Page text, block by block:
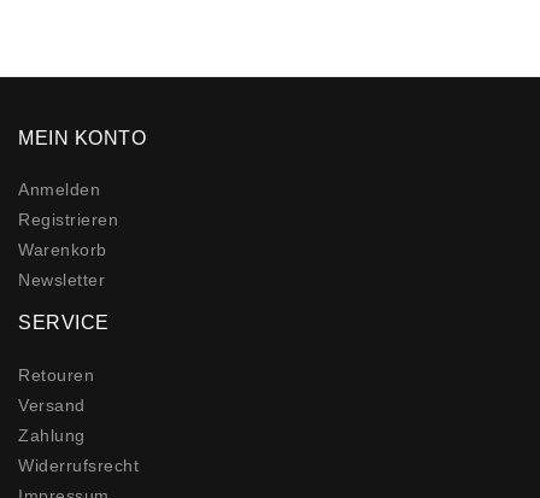
MEIN KONTO
Anmelden
Registrieren
Warenkorb
Newsletter
SERVICE
Retouren
Versand
Zahlung
Widerrufs­recht